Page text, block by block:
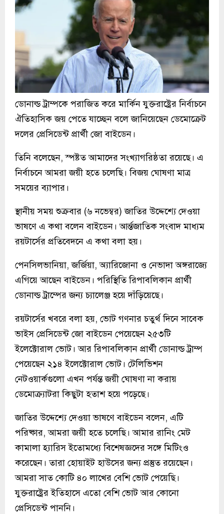
ডোনাল্ড ট্রাম্পকে পরাজিত করে মার্কিন যুক্তরাষ্ট্রের নির্বাচনে
ঐতিহাসিক জয় পেতে যাচ্ছেন বলে জানিয়েছেন ডেমোক্রেট
দলের প্রেসিডেন্ট প্রার্থী জো বাইডেন।
তিনি বলেছেন, স্পষ্টত আমাদের সংখ্যাগরিষ্ঠতা রয়েছে। এ
নির্বাচনে আমরা জয়ী হতে চলেছি। বিজয় ঘোষণা মাত্র
সময়ের ব্যাপার।
স্থানীয় সময় শুক্রবার (৬ নভেম্বর) জাতির উদ্দেশ্যে দেওয়া
ভাষণে এ কথা বলেন বাইডেন। আর্ন্তজাতিক সংবাদ মাধ্যম
রয়টার্সের প্রতিবেদনে এ কথা বলা হয়।
পেনসিলভানিয়া, জর্জিয়া, অ্যারিজোনা ও নেভাদা অঙ্গরাজ্যে
এগিয়ে আছেন বাইডেন। পরিস্থিতি রিপাবলিকান প্রার্থী
ডোনাল্ড ট্রাম্পের জন্য চ্যালেঞ্জ হয়ে দাঁড়িয়েছে।
রয়টার্সের খবরে বলা হয়, ভোট গণনার চতুর্থ দিনে সাবেক
ভাইস প্রেসিডেন্ট জো বাইডেন পেয়েছেন ২৫৩টি
ইলেক্টোরাল ভোট। আর রিপাবলিকান প্রার্থী ডোনাল্ড ট্রাম্প
পেয়েছেন ২১৪ ইলেক্টোরাল ভোট। টেলিভিশন
নেটওয়ার্কগুলো এখন পর্যন্ত জয়ী ঘোষণা না করায়
ডেমোক্র্যাটরা কিছুটা হতাশ হয়ে পড়েছে।
জাতির উদ্দেশ্যে দেওয়া ভাষণে বাইডেন বলেন, এটি
পরিষ্কার, আমরা জয়ী হতে চলেছি। আমার রানিং মেট
কামালা হ্যারিস ইতোমধ্যে বিশেষজ্ঞদের সঙ্গে মিটিংও
করেছেন। তারা হোয়াইট হাউসের জন্য প্রস্তুত রয়েছেন।
আমরা সাত কোটি ৪০ লাখের বেশি ভোট পেয়েছি।
যুক্তরাষ্ট্রের ইতিহাসে এতো বেশি ভোট আর কোনো
প্রেসিডেন্ট পাননি।